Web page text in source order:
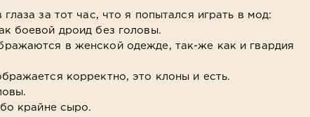
за тот час, что я попытался играть в мод:
боевой дроид без головы.
в женской одежде, так-же как и гвардия
корректно, это клоны и есть.
крайне сыро.